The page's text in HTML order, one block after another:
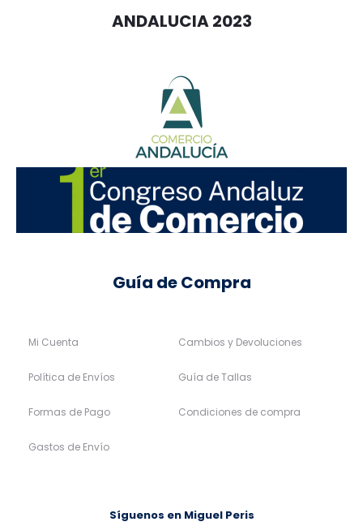
ANDALUCIA 2023
Guía de Compra
Mi Cuenta
Política de Envíos
Formas de Pago
Gastos de Envío
Cambios y Devoluciones
Guía de Tallas
Condiciones de compra
Síguenos en Miguel Peris